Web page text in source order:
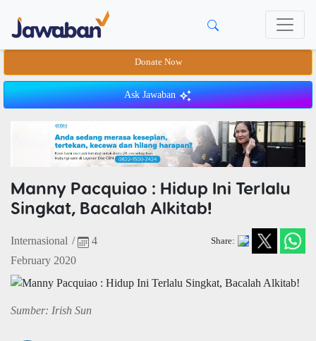
Donate Now
Ask Jawaban
Manny Pacquiao : Hidup Ini Terlalu
Singkat, Bacalah Alkitab!
Internasional /
4
February 2020
Share:
Sumber: Irish Sun